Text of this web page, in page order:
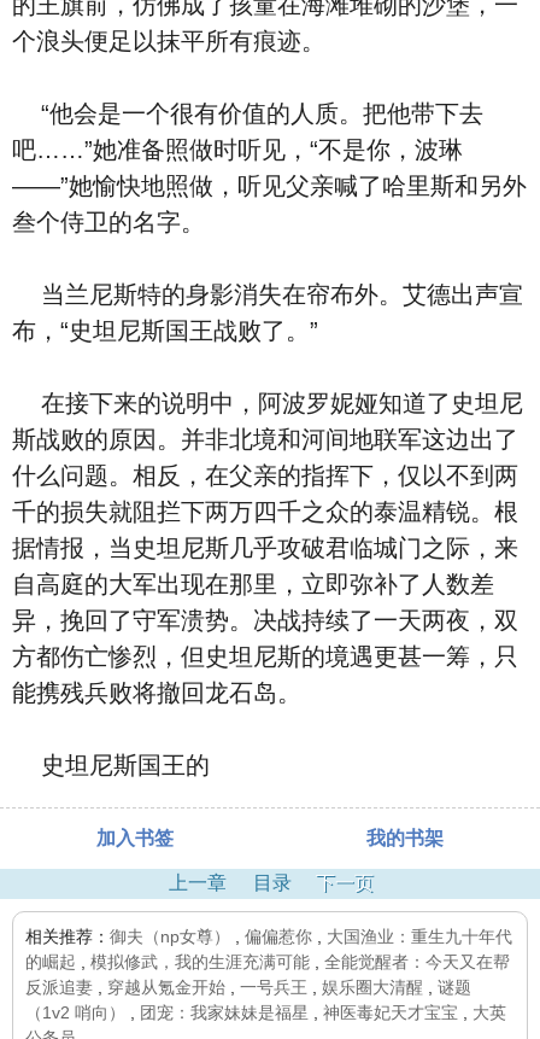
个浪头便足以抹平所有痕迹。
“他会是一个很有价值的人质。把他带下去
吧……”她准备照做时听见，“不是你，波琳
——”她愉快地照做，听见父亲喊了哈里斯和另外
叁个侍卫的名字。
当兰尼斯特的身影消失在帘布外。艾德出声宣
布，“史坦尼斯国王战败了。”
在接下来的说明中，阿波罗妮娅知道了史坦尼
斯战败的原因。并非北境和河间地联军这边出了
什么问题。相反，在父亲的指挥下，仅以不到两
千的损失就阻拦下两万四千之众的泰温精锐。根
据情报，当史坦尼斯几乎攻破君临城门之际，来
自高庭的大军出现在那里，立即弥补了人数差
异，挽回了守军溃势。决战持续了一天两夜，双
方都伤亡惨烈，但史坦尼斯的境遇更甚一筹，只
能携残兵败将撤回龙石岛。
史坦尼斯国王的
加入书签 我的书架
上一章 目录 下一页
相关推荐： 御夫（np女尊） 偏偏惹你
大国渔业：重生九十年代
的崛起
模拟修武，我的生涯充满可能
全能觉醒者：今天又在帮
反派追妻
穿越从氪金开始 一号兵王 娱乐圈大清醒
谜题
（1v2 哨向）
团宠：我家妹妹是福星 神医毒妃天才宝宝
大英